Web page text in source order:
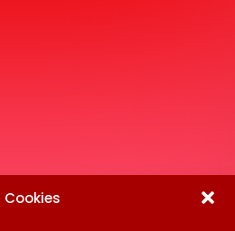
Cookies